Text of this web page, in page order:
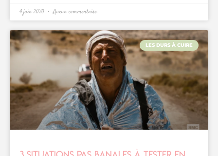
4 juin 2020 Aucun commentaire
LES DURS À CUIRE